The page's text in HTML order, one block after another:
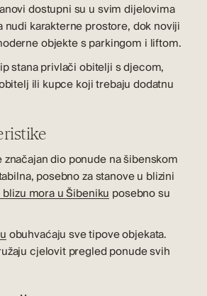
dostupni su u svim dijelovima
nudi karakterne prostore, dok noviji
objekte s parkingom i liftom.
stana privlači obitelji s djecom,
ili kupce koji trebaju dodatnu
dio ponude na šibenskom
posebno za stanove u blizini
mora u Šibeniku posebno su
obuhvaćaju sve tipove objekata.
cjelovit pregled ponude svih